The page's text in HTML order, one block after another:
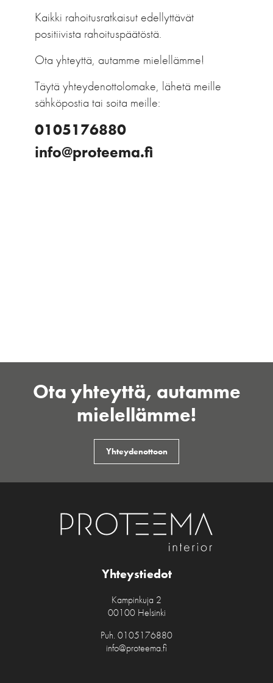
Kaikki rahoitusratkaisut edellyttävät
positiivista rahoituspäätöstä.
Ota yhteyttä, autamme mielellämme!
Täytä yhteydenottolomake, lähetä meille
sähköpostia tai soita meille:
0105176880
info@proteema.fi
Ota yhteyttä, autamme
mielellämme!
Yhteydenottoon
Yhteystiedot
Kampinkuja 2
00100 Helsinki
Puh. 0105176880
info@proteema.fi